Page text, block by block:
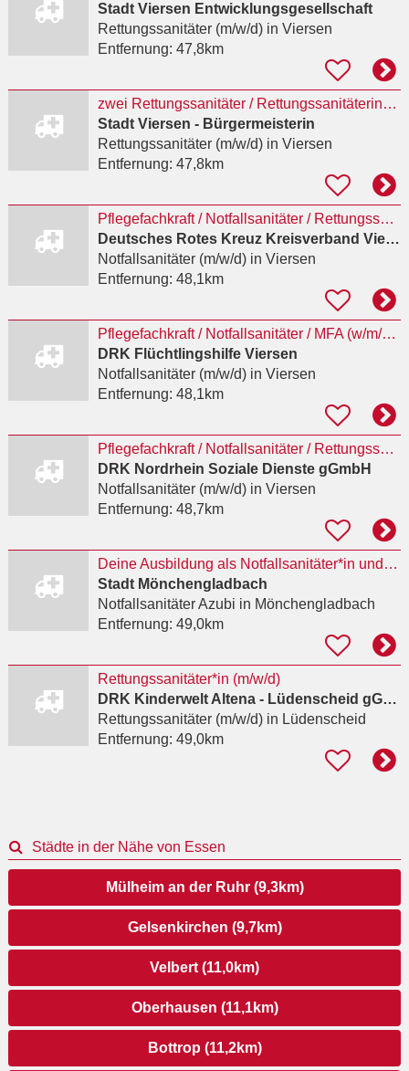
Stadt Viersen Entwicklungsgesellschaft
Rettungssanitäter (m/w/d)in Viersen
Entfernung: 47,8km
zwei Rettungssanitäter / Rettungssanitäterinnen
Stadt Viersen - Bürgermeisterin
Rettungssanitäter (m/w/d)in Viersen
Entfernung: 47,8km
Pflegefachkraft / Notfallsanitäter / Rettungssanitäter / MFA (w/m/d) Sanitätsstation -
Deutsches Rotes Kreuz Kreisverband Viersen e.V.
Notfallsanitäter (m/w/d)in Viersen
Entfernung: 48,1km
Pflegefachkraft / Notfallsanitäter / MFA (w/m/d) Sanitätsstation - Flüchtlingshilfe Viersen
DRK Flüchtlingshilfe Viersen
Notfallsanitäter (m/w/d)in Viersen
Entfernung: 48,1km
Pflegefachkraft / Notfallsanitäter / Rettungssanitäter / MFA (w/m/d) Sanitätsstation -
DRK Nordrhein Soziale Dienste gGmbH
Notfallsanitäter (m/w/d)in Viersen
Entfernung: 48,7km
Deine Ausbildung als Notfallsanitäter*in und Brandmeister*in (112 MEDIC)
Stadt Mönchengladbach
Notfallsanitäter Azubi in Mönchengladbach
Entfernung: 49,0km
Rettungssanitäter*in (m/w/d)
DRK Kinderwelt Altena - Lüdenscheid gGmbH
Rettungssanitäter (m/w/d)in Lüdenscheid
Entfernung: 49,0km
Städte in der Nähe von Essen
Mülheim an der Ruhr (9,3km)
Gelsenkirchen (9,7km)
Velbert (11,0km)
Oberhausen (11,1km)
Bottrop (11,2km)